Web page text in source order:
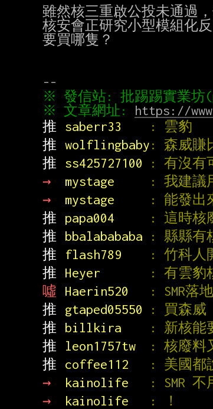
雖然核三重啟公投未通過
核安會正研究小型模組化反
要買哪隻？
※ 文章網址: https://
推
saberr33 : 雲豹
推 wolflingbaby: 森威賺
推
ss425727100 : 有沒有
→
mystage : 我建議
→
mystage : 能發出
推
papa004 : 這時核
推
bbalabababa : 縣縣有
推
flash789 : 竹科人
推
Heyer : 有雲豹
噓
Haerin520 : SMR落
推
gtaped05550 : 買森威
推
billkira : 新核能
推
leon1757tw : 核廢料
推
coffee112 : 美國都
→
kainolife : SMR 不
→
kainolife : ！